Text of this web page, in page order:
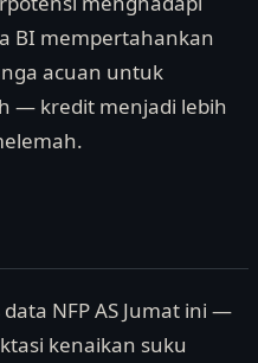
BI mempertahankan
acuan untuk
— kredit menjadi lebih
NFP AS Jumat ini —
kenaikan suku